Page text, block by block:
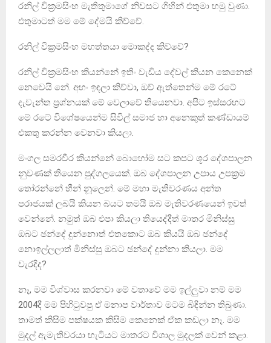
රනිල් වික්‍රමසිංහ මැතිතුමාගේ නිවසට ගිහින් එතුමා හමු වුණා.
එතුමාටත් මම මේ දේමයි කිව්වේ.
රනිල් වික්‍රමසිංහ මහත්තයා මොකද්ද කිව්වේ?
රනිල් වික්‍රමසිංහ කියන්නේ ඉතිං වැඩිය දේවල් කියන කෙනෙක්
නෙවෙයි නේ. අහං ඉඳලා කිව්වා, ඔව් ඇත්තෙන්ම මේ රටේ
දැවැන්ත ප්‍රශ්නයක් මේ වෙලාවේ තියෙනවා. අපිට ඉස්සරහට
මේ රටේ විශේෂයෙන්ම සිවිල් සමාජ හා අනෙකුත් කණ්ඩායම්
එකතු කරන්න වෙනවා කියලා.
මංගල සමරවීර කියන්නේ බොහෝම සට කපට ශූර දේශපාලන
නුවණක් තියෙන පුද්ගලයෙක්. ඔබ දේශපාලන උපාය උපක්‍රම
තෝරන්නේ හීන් නූලෙන්. මේ මහා මැතිවරණය අන්ත
පරාජයක් ලබයි කියන බයට තමයි ඔබ මැතිවරණයෙන් ඉවත්
වෙන්නේ. නමුත් ඔබ එපා කියලා තියෙද්දීත් මාතර මිනිස්සු
ඔබට ඡන්දේ දුන්නොත් එතකොට ඔබ කියයි ඔබ ඡන්දේ
නොඉල්ලලාත් මිනිස්සු ඔබට ඡන්දේ දුන්නා කියලා. මම
වැරදිද?
නෑ, මම විශ්වාස කරනවා මේ වතාවේ මම ඉල්ලුවා නම් මම
2004දී මම පිහිටුවපු ඒ මනාප වාර්තාව මටම බිඳින්න තිබුණා.
තාමත් කිසිම පක්ෂයක කිසිම කෙනෙක් ඒක කඩලා නෑ. මම
මුදල් ඇමැතිවරයා හැටියට මාතරට විශාල මුදලක් වෙන් කළා.